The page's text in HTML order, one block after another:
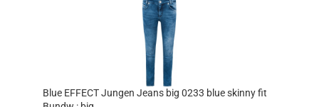
Blue EFFECT Jungen Jeans big 0233 blue skinny fit